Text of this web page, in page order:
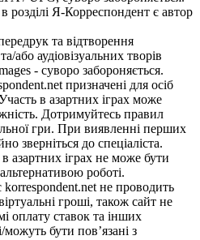
розділі Я-Корреспондент є автор
та відтворення
або аудіовізуальних творів
- суворо забороняється.
призначені для осіб
в азартних іграх може
Дотримуйтесь правил
гри. При виявленні перших
зверніться до спеціаліста.
азартних іграх не може бути
роботі.
не проводить
гроші, також сайт не
оплату ставок та інших
можуть бути пов’язані з